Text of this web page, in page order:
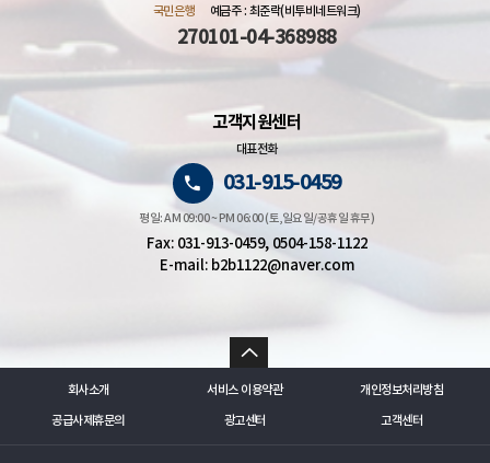
국민은행 예금주 : 최준락(비투비네트워크)
270101-04-368988
고객지원센터
대표전화
031-915-0459
평일: AM 09:00 ~ PM 06:00 (토,일요일/공휴일 휴무)
Fax: 031-913-0459, 0504-158-1122
E-mail: b2b1122@naver.com
회사소개 서비스 이용약관 개인정보처리방침
공급사제휴문의 광고센터 고객센터